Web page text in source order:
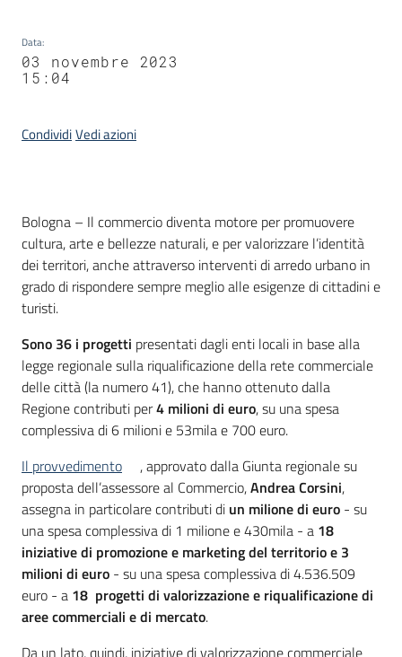
Data:
03 novembre 2023
15:04
CondividiVedi azioni
Contenuto
Bologna – Il commercio diventa motore per promuovere
cultura, arte e bellezze naturali, e per valorizzare l’identità
dei territori, anche attraverso interventi di arredo urbano in
grado di rispondere sempre meglio alle esigenze di cittadini e
turisti.
Sono 36 i progetti presentati dagli enti locali in base alla
legge regionale sulla riqualificazione della rete commerciale
delle città (la numero 41), che hanno ottenuto dalla
Regione contributi per4 milioni di euro, su una spesa
complessiva di 6 milioni e 53mila e 700 euro.
Il provvedimento
, approvato dalla Giunta regionale su
proposta dell’assessore al Commercio,Andrea Corsini,
assegna in particolare contributi di un milione di euro - su
una spesa complessiva di 1 milione e 430mila - a 18
iniziative di promozione e marketing del territorioe 3
milioni di euro - su una spesa complessiva di 4.536.509
euro - a 18 progetti di valorizzazione e riqualificazione di
aree commerciali e di mercato.
Da un lato, quindi, iniziative di valorizzazione commerciale